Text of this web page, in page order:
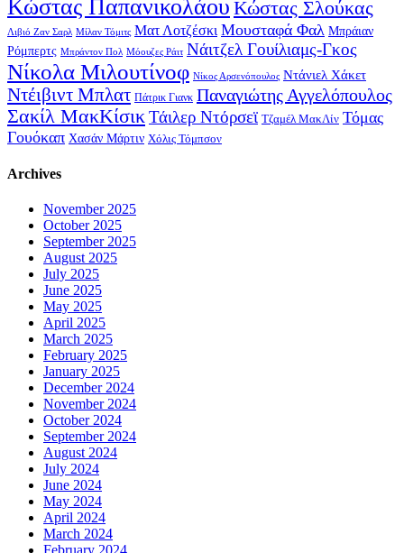
Κώστας Παπανικολάου Κώστας Σλούκας
Λιβιό Ζαν Σαρλ Μίλαν Τόμιτς Ματ Λοτζέσκι Μουσταφά Φαλ Μπράιαν
Ρόμπερτς Μπράντον Πολ Μόουζες Ράιτ Νάιτζελ Γουίλιαμς-Γκος
Νίκολα Μιλουτίνοφ Νίκος Αρσενόπουλος Ντάνιελ Χάκετ
Ντέιβιντ Μπλατ Πάτρικ Γιανκ Παναγιώτης Αγγελόπουλος
Σακίλ ΜακΚίσικ Τάιλερ Ντόρσεϊ Τζαμέλ ΜακΛίν Τόμας
Γουόκαπ Χασάν Μάρτιν Χόλις Τόμπσον
Archives
November 2025
October 2025
September 2025
August 2025
July 2025
June 2025
May 2025
April 2025
March 2025
February 2025
January 2025
December 2024
November 2024
October 2024
September 2024
August 2024
July 2024
June 2024
May 2024
April 2024
March 2024